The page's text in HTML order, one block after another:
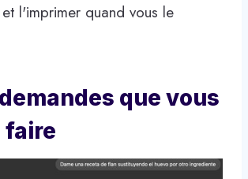
l'imprimer quand vous le
que vous
faire